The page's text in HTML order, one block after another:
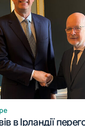
в Ірландії